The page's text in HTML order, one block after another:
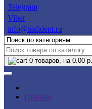
Telegram
Viber
info@indident.ru
0 товаров, на 0.00 р.
Главная